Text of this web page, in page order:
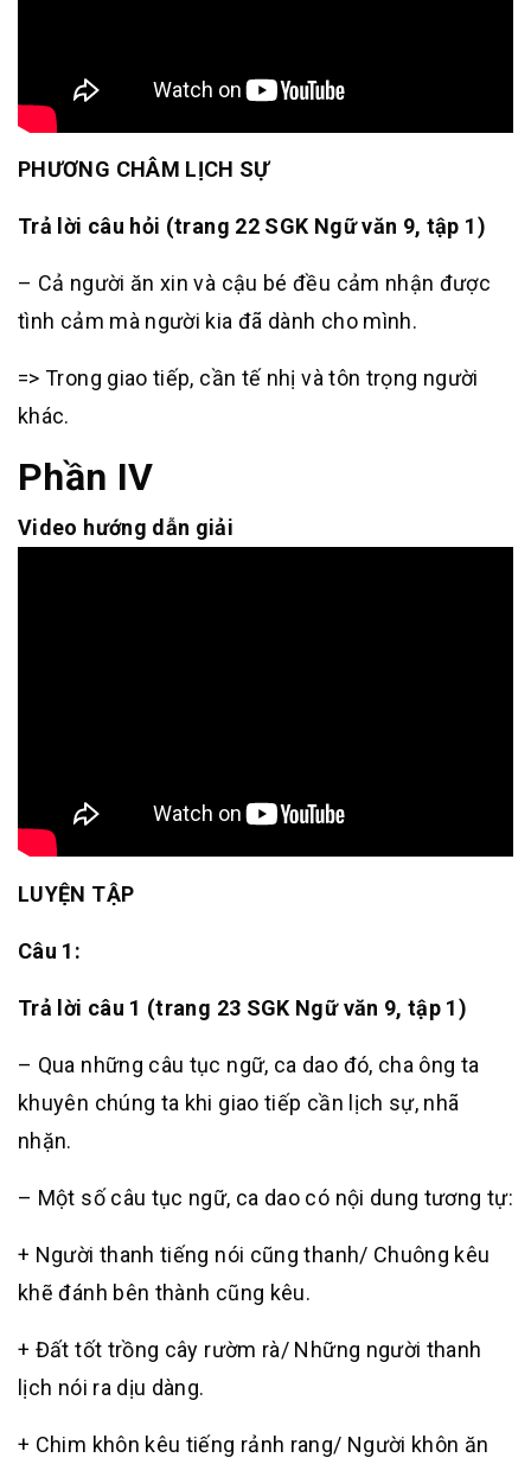
PHƯƠNG CHÂM LỊCH SỰ
Trả lời câu hỏi (trang 22 SGK Ngữ văn 9, tập 1)
– Cả người ăn xin và cậu bé đều cảm nhận được
tình cảm mà người kia đã dành cho mình.
=> Trong giao tiếp, cần tế nhị và tôn trọng người
khác.
Phần IV
Video hướng dẫn giải
LUYỆN TẬP
Câu 1:
Trả lời câu 1 (trang 23 SGK Ngữ văn 9, tập 1)
– Qua những câu tục ngữ, ca dao đó, cha ông ta
khuyên chúng ta khi giao tiếp cần lịch sự, nhã
nhặn.
– Một số câu tục ngữ, ca dao có nội dung tương tự:
+ Người thanh tiếng nói cũng thanh/ Chuông kêu
khẽ đánh bên thành cũng kêu.
+ Đất tốt trồng cây rườm rà/ Những người thanh
lịch nói ra dịu dàng.
+ Chim khôn kêu tiếng rảnh rang/ Người khôn ăn